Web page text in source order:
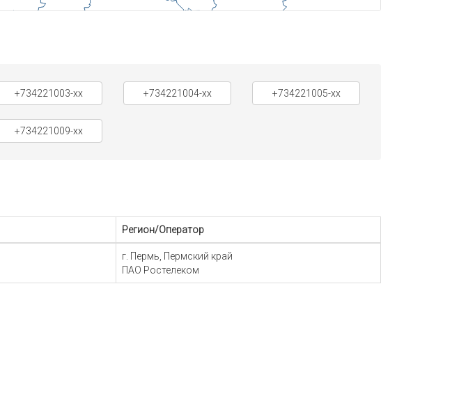
+734221003-xx +734221004-xx +734221005-xx
+734221009-xx
Регион/Оператор
г. Пермь, Пермский край
ПАО Ростелеком